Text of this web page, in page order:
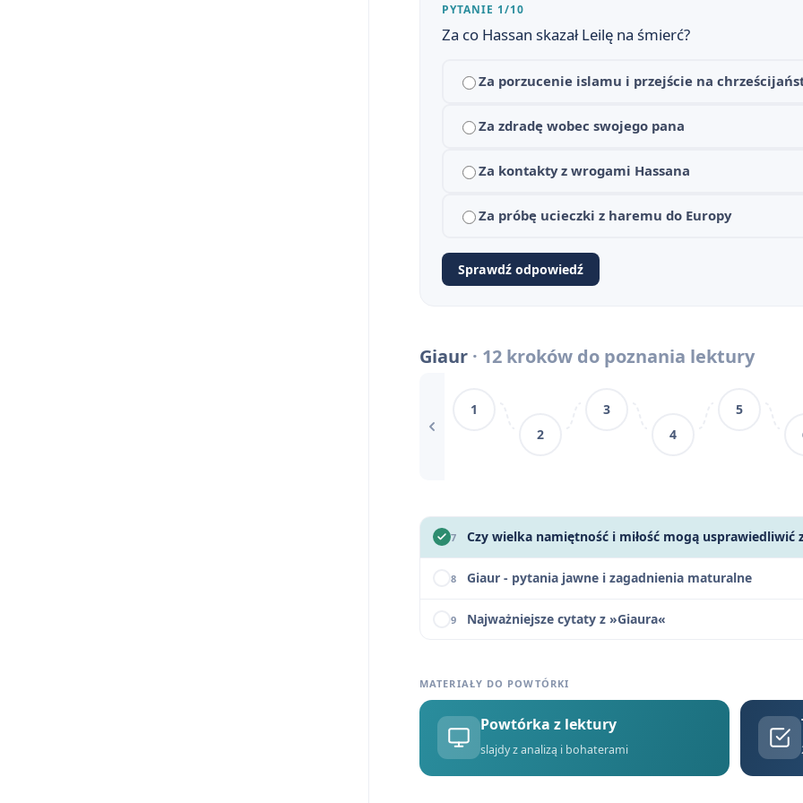
PYTANIE 1/10
Za co Hassan skazał Leilę na śmierć?
Za porzucenie islamu i przejście na
Za zdradę wobec swojego pana
Za kontakty z wrogami Hassana
Za próbę ucieczki z haremu do Europy
Sprawdź odpowiedź
Giaur · 12 kroków do poznania lektury
1
2
3
4
5
7
Giaur - pytania jawne i zagadnienia maturalne
Najważniejsze cytaty z »Giaura«
Słowniczek orientalizmów w »Giaurze«
Giaur - motywy literackie
1 Giaur - streszczenie krótkie i szczegółowe
Narracja i styl w »Giaurze«
Znaczenie tytułu »Giaur«
7
8 Giaur - pytania jawne i zagadnienia maturalne
9 Najważniejsze cytaty z »Giaura«
11 Giaur - motywy literackie
12 Giaur - konteksty
MATERIAŁY DO POWTÓRKI
Powtórka z lektury
slajdy z analizą i bohaterami